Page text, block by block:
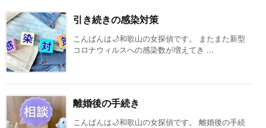
引き続きの感染対策
こんばんは🌙和歌山の女探偵です。 またまた新型
コロナウィルスへの感染数が増えてき ...
離婚後の手続き
こんばんは🌙和歌山の女探偵です。 離婚後の手続